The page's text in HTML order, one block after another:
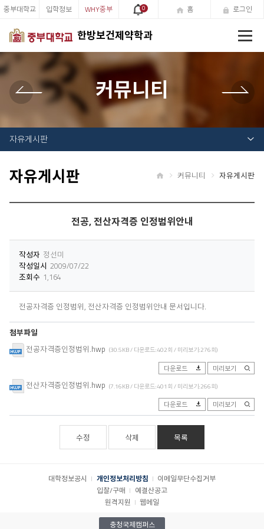
한방보건제약학과
중부대학교 입학정보 WHY중부 0 홈 로그인
커뮤니티
자유게시판
자유게시판 커뮤니티 자유게시판
전공, 전산자격증 인정범위안내
작성자 정선미
작성일시 2009/07/22
조회수 1,164
전공자격증 인정범위, 전산자격증 인정범위안내 문서입니다.
첨부파일
전공자격증인정범위.hwp (30.5KB / 다운로드:402회 / 미리보기:276회)
다운로드 미리보기
전산자격증인정범위.hwp (7.16KB / 다운로드:401회 / 미리보기:266회)
다운로드 미리보기
수정 삭제 목록
대학정보공시 개인정보처리방침
이메일무단수집거부
입찰/구매
예결산공고
원격지원
웹메일
충청국제캠퍼스